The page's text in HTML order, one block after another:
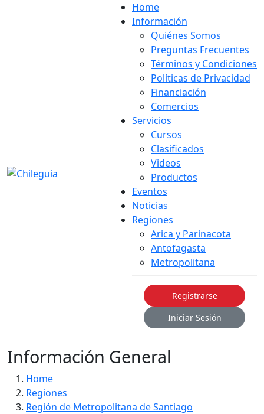
Home
Información
Quiénes Somos
Preguntas Frecuentes
Términos y Condiciones
Políticas de Privacidad
Financiación
Comercios
Servicios
Cursos
Clasificados
Videos
Productos
Eventos
Noticias
Regiones
Arica y Parinacota
Antofagasta
Metropolitana
Registrarse
Iniciar Sesión
Información General
Home
Regiones
Región de Metropolitana de Santiago